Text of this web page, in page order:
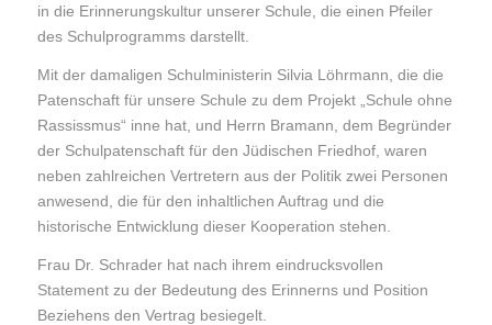
in die Erinnerungskultur unserer Schule, die einen Pfeiler
des Schulprogramms darstellt.
Mit der damaligen Schulministerin Silvia Löhrmann, die die
Patenschaft für unsere Schule zu dem Projekt „Schule ohne
Rassissmus“ inne hat, und Herrn Bramann, dem Begründer
der Schulpatenschaft für den Jüdischen Friedhof, waren
neben zahlreichen Vertretern aus der Politik zwei Personen
anwesend, die für den inhaltlichen Auftrag und die
historische Entwicklung dieser Kooperation stehen.
Frau Dr. Schrader hat nach ihrem eindrucksvollen
Statement zu der Bedeutung des Erinnerns und Position
Beziehens den Vertrag besiegelt.